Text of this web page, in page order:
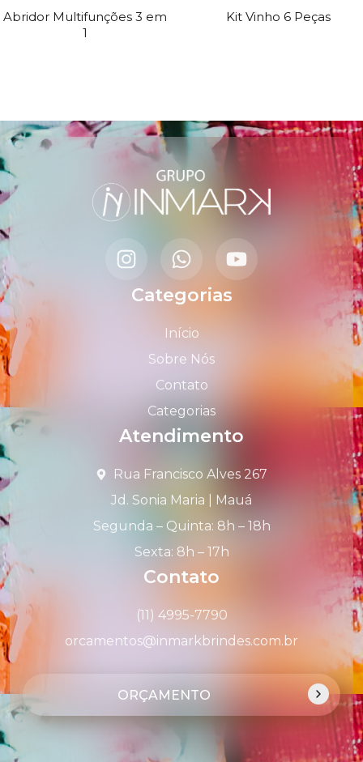
Abridor Multifunções 3 em
1
Kit Vinho 6 Peças
Categorias
Início
Sobre Nós
Contato
Categorias
Atendimento
Rua Francisco Alves 267
Jd. Sonia Maria | Mauá
Segunda – Quinta: 8h – 18h
Sexta: 8h – 17h
Contato
(11) 4995-7790
orcamentos@inmarkbrindes.com.br
ORÇAMENTO